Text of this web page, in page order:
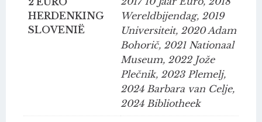
HERDENKING
SLOVENIË
Wereldbijendag, 2019
Universiteit, 2020 Adam
Bohorič, 2021 Nationaal
Museum, 2022 Jože
Plečnik, 2023 Plemelj,
2024 Barbara van Celje,
2024 Bibliotheek